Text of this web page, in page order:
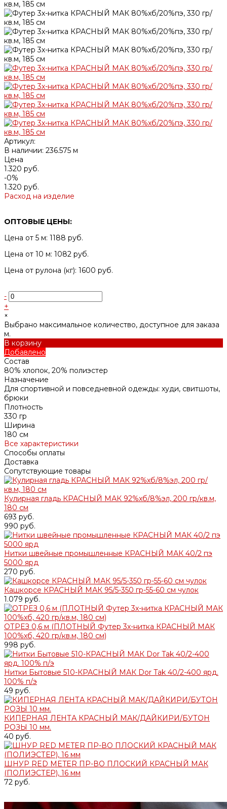
Артикул:
В наличии: 236.575 м
Цена
1.320 руб.
-0%
1.320 руб.
Расход на изделие
ОПТОВЫЕ ЦЕНЫ:
Цена от 5 м: 1188 руб.
Цена от 10 м: 1082 руб.
Цена от рулона (кг): 1600 руб.
-
+
×
Выбрано максимальное количество, доступное для заказа
м.
В корзину
Добавлено
Состав
80% хлопок, 20% полиэстер
Назначение
Для спортивной и повседневной одежды: худи, свитшоты,
брюки
Плотность
330 гр
Ширина
180 см
Все характеристики
Способы оплаты
Доставка
Сопутствующие товары
Кулирная гладь КРАСНЫЙ МАК 92%хб/8%эл, 200 гр/кв.м,
180 см
693 руб.
990 руб.
Нитки швейные промышленные КРАСНЫЙ МАК 40/2 пэ
5000 ярд
270 руб.
Кашкорсе КРАСНЫЙ МАК 95/5-350 гр-55-60 см чулок
1.079 руб.
ОТРЕЗ 0,6 м (ПЛОТНЫЙ Футер 3х-нитка КРАСНЫЙ МАК
100%хб, 420 гр/кв.м, 180 см)
998 руб.
Нитки Бытовые 510-КРАСНЫЙ МАК Dor Tak 40/2-400 ярд.
100% п/э
49 руб.
КИПЕРНАЯ ЛЕНТА КРАСНЫЙ МАК/ДАЙКИРИ/БУТОН
РОЗЫ 10 мм.
40 руб.
ШНУР RED METER ПР-ВО ПЛОСКИЙ КРАСНЫЙ МАК
(ПОЛИЭСТЕР), 16 мм
72 руб.